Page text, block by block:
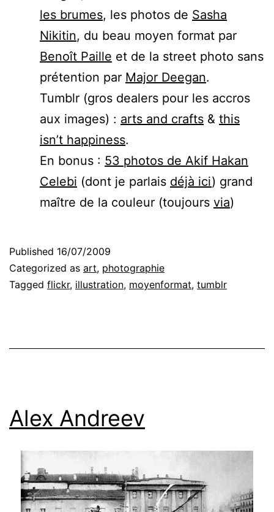
les brumes, les photos de Sasha
Nikitin, du beau moyen format par
Benoît Paille et de la street photo sans
prétention par Major Deegan.
Tumblr (gros dealers pour les accros
aux images) : arts and crafts & this
isn’t happiness.
En bonus : 53 photos de Akif Hakan
Celebi (dont je parlais déjà ici) grand
maître de la couleur (toujours via)
Published 16/07/2009
Categorized as art, photographie
Tagged flickr, illustration, moyenformat, tumblr
Alex Andreev